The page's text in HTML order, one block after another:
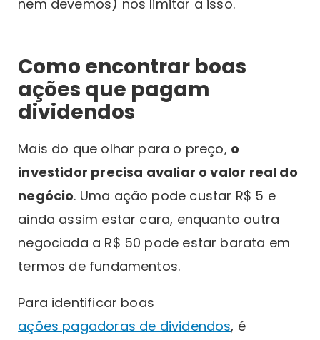
nem devemos) nos limitar a isso.
Como encontrar boas
ações que pagam
dividendos
Mais do que olhar para o preço, o
investidor precisa avaliar o valor real do
negócio. Uma ação pode custar R$ 5 e
ainda assim estar cara, enquanto outra
negociada a R$ 50 pode estar barata em
termos de fundamentos.
Para identificar boas
ações pagadoras de dividendos, é